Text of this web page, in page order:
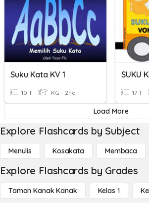
Suku Kata KV 1
10 T KG - 2nd 17 T
Load More
Explore Flashcards by Subject
Menulis Kosakata Membaca
Explore Flashcards by Grades
Taman Kanak Kanak Kelas 1